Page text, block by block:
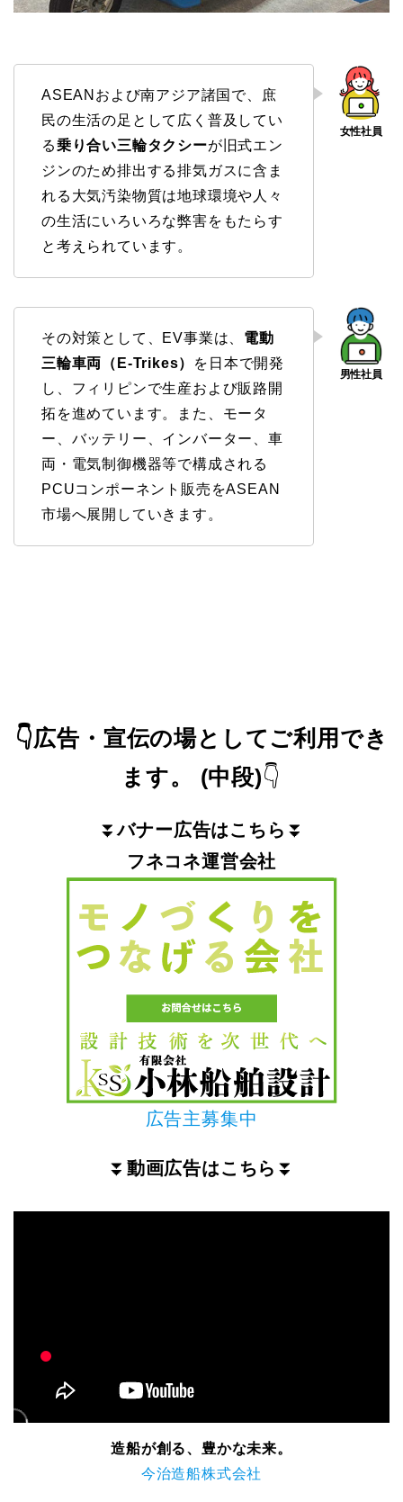
ASEANおよび南アジア諸国で、庶
民の生活の足として広く普及してい
る乗り合い三輪タクシーが旧式エン
ジンのため排出する排気ガスに含ま
れる大気汚染物質は地球環境や人々
の生活にいろいろな弊害をもたらす
と考えられています。
その対策として、EV事業は、 電動
三輪車両（E-Trikes）
を日本で開発
し、フィリピンで生産および販路開
拓を進めています。また、モータ
ー、バッテリー、インバーター、車
両・電気制御機器等で構成される
PCUコンポーネント販売をASEAN
市場へ展開していきます。
👇広告・宣伝の場としてご利用でき
ます。
(中段)👇
⏬バナー広告はこちら ⏬
フネコネ運営会社
広告主募集中
⏬ 動画広告はこちら ⏬
造船が創る、豊かな未来。
今治造船株式会社